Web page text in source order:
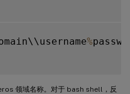
%
领域名称。对于 bash shell，反